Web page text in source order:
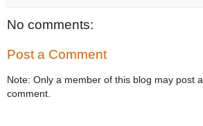
No comments:
Post a Comment
Note: Only a member of this blog may post a
comment.